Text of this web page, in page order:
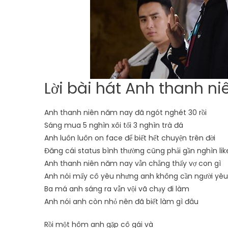
Lời bài hát Anh thanh
Anh thanh niên năm nay đã ngót nghét 30 rồi
Sáng mua 5 nghìn xôi tối 3 nghìn trà đá
Anh luôn luôn on face để biết hết chuyện trên đời
Đăng cái status bình thường cũng phải gần nghìn
Anh thanh niên năm nay vẫn chẳng thấy vợ con gì
Anh nói mấy cô yêu nhưng anh không cần người yêu
Ba má anh sáng ra vẫn vội vã chạy đi làm
Anh nói anh còn nhỏ nên đã biết làm gì đâu
Rồi một hôm anh gặp cô gái và